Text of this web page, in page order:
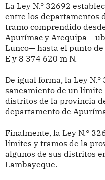
La Ley N.° 32692
entre los departamentos
tramo comprendido
Apurímac y Arequipa
Lunco— hasta el punto
E y 8 374 620 m N.
De igual forma, la Ley
saneamiento de un
distritos de la provincia
departamento de
Finalmente, la Ley N.°
límites y tramos de la
algunos de sus distritos
Lambayeque.